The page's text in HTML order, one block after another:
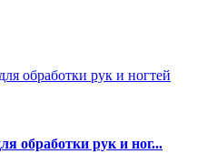
обработки рук и ног...